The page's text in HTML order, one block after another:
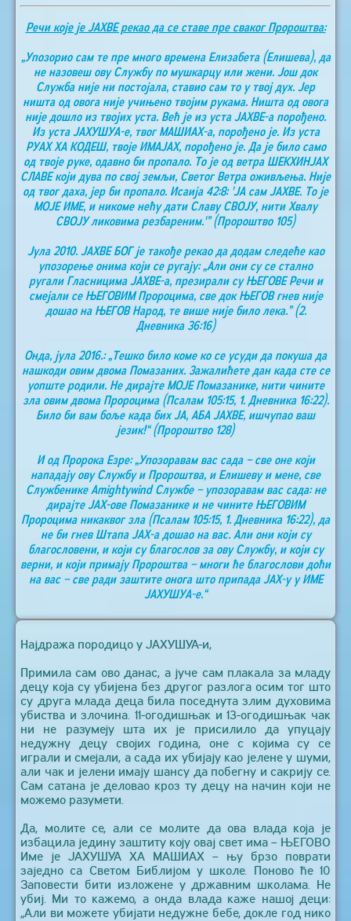
Речи које је ЈАХВЕ рекао да се ставе пре сваког Пророштва:
„Упозорио сам те пре много времена Елизабета (Елишева), да
не назовеш ову Службу по мушкарцу или жени. Још док
Служба није ни постојала, ставио сам то у твој дух. Јер
ништа од овога није учињено твојим рукама. Ништа од овога
није дошло из твојих уста. Већ је из уста ЈАХВЕ-а порођено.
Из уста ЈАХУШУА-е, твог МАШИАХ-а, порођено је. Из уста
РУАХ ХА КОДЕШ, твоје ИМАЈАХ, порођено је. Да је било само
од твоје руке, одавно би пропало. То је од ветра ШЕКХИНЈАХ
СЛАВЕ који дува по свој земљи, Светог Ветра оживљења. Није
од твог даха, јер би пропало. Исаија 42:8: 'ЈА сам ЈАХВЕ. То је
МОЈЕ ИМЕ, и никоме нећу дати Славу СВОЈУ, нити Хвалу
СВОЈУ ликовима резбареним.'” (Пророштво 105)
Јула 2010. ЈАХВЕ БОГ је такође рекао да додам следеће као
упозорење онима који се ругају: „Али они су се стално
ругали Гласницима ЈАХВЕ-а, презирали су ЊЕГОВЕ Речи и
смејали се ЊЕГОВИМ Пророцима, све док ЊЕГОВ гнев није
дошао на ЊЕГОВ Народ, те више није било лека.” (2.
Дневника 36:16)
Онда, јула 2016.: „Тешко било коме ко се усуди да покуша да
нашкоди овим двома Помазаних. Зажалићете дан када сте се
уопште родили. Не дирајте МОЈЕ Помазанике, нити чините
зла овим двома Пророцима (Псалам 105:15, 1. Дневника 16:22).
Било би вам боље када бих ЈА, АБА ЈАХВЕ, ишчупао ваш
језик!“ (Пророштво 128)
И од Пророка Езре: „Упозоравам вас сада – све оне који
нападају ову Службу и Пророштва, и Елишеву и мене, све
Службенике Аmightywind Службе – упозоравам вас сада: не
дирајте ЈАХ-ове Помазанике и не чините ЊЕГОВИМ
Пророцима никаквог зла (Псалам 105:15, 1. Дневника 16:22), да
не би гнев Штапа ЈАХ-а дошао на вас. Али они који су
благословени, и који су благослов за ову Службу, и који су
верни, и који примају Пророштва – многи ће благослови доћи
на вас – све ради заштите онога што припада ЈАХ-у у ИМЕ
ЈАХУШУА-е.“
Најдража породицо у ЈАХУШУА-и,
Примила сам ово данас, а јуче сам плакала за младу
децу која су убијена без другог разлога осим тог што
су друга млада деца била поседнута злим духовима
убиства и злочина. 11-огодишњак и 13-огодишњак чак
ни не разумеју шта их је присилило да упуцају
недужну децу својих година, оне с којима су се
играли и смејали, а сада их убијају као јелене у шуми,
али чак и јелени имају шансу да побегну и сакрију се.
Сам сатана је деловао кроз ту децу на начин који не
можемо разумети.
Да, молите се, али се молите да ова влада која је
избацила једину заштиту коју овај свет има – ЊЕГОВО
Име је ЈАХУШУА ХА МАШИАХ – њу брзо поврати
заједно са Светом Библијом у школе. Поново ће 10
Заповести бити изложене у државним школама. Не
убиј. Ми то кажемо, а онда влада каже нашој деци:
„Али ви можете убијати недужне бебе, докле год нико